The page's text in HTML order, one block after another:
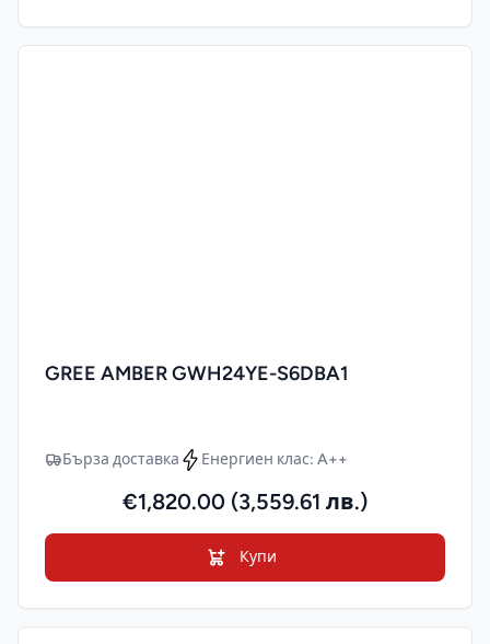
GREE AMBER GWH24YE-S6DBA1
Бърза доставка Енергиен клас: A++
€1,820.00 (3,559.61 лв.)
Купи